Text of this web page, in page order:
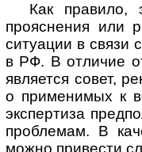
Как правило,
прояснения или
ситуации в связи
в РФ. В отличие
является совет,
о применимых к
экспертиза
проблемам. В
можно привести